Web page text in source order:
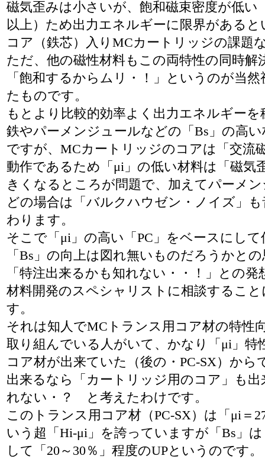
磁気歪みは小さいが、飽和磁束密度が低い
以上）ため出力エネルギーに限界がある
コア（鉄芯）入りMCカートリッジの課題
ただ、他の磁性材料もこの両特性の同時解
「飽和するからムリ・！」というのが当
たものです。
もとより比較的効率よく出力エネルギーを
鉄やパーメンジュールなどの「Bs」の高
ですが、MCカートリッジのコアは「交流
動作であるため「μi」の低い材料は「磁気
きくなるところが問題で、加えてパーメ
どの場合は「バルクハウゼン・ノイズ」
わります。
そこで「μi」の高い「PC」をベースにして
「Bs」の向上は図れ無いものだろうかと
「特注出来るかも知れない・・！」との発
材料開発のスペシャリストに相談するこ
す。
それは知人でMCトランス用コア材の特性
取り組んでいる人がいて、かなり「μi」特
コア材が出来ていた（後の・PC-SX）から
出来るなら「カートリッジ用のコア」も出
れない・？ と考えたわけです。
このトランス用コア材（PC-SX）は「μi＝
いう超「Hi-μi」を誇っていますが「Bs」は
して「20～30％」程度のUPというのです。